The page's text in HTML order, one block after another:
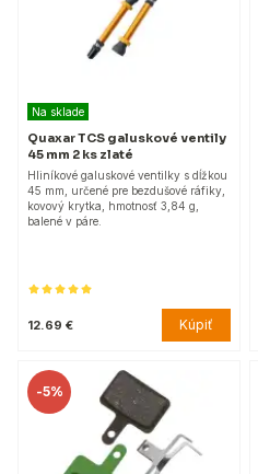
Na sklade
Quaxar TCS galuskové ventily
45 mm 2 ks zlaté
Hliníkové galuskové ventilky s dĺžkou
45 mm, určené pre bezdušové ráfiky,
kovový krytka, hmotnosť 3,84 g,
balené v páre.
12.69 € Kúpiť
-5%